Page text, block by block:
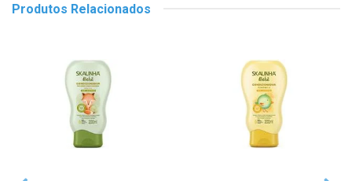
Produtos Relacionados